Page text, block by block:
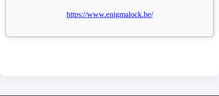
https://www.enigmalock.be/